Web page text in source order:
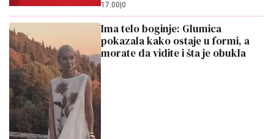
17:00 0
Ima telo boginje: Glumica
pokazala kako ostaje u formi, a
morate da vidite i šta je obukla